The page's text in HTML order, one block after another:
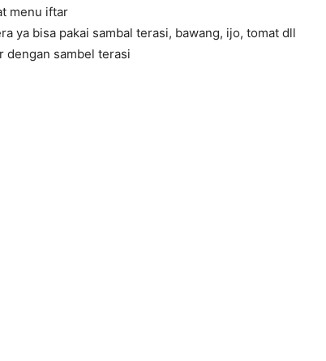
menu iftar
ya bisa pakai sambal terasi, bawang, ijo, tomat dll
dengan sambel terasi